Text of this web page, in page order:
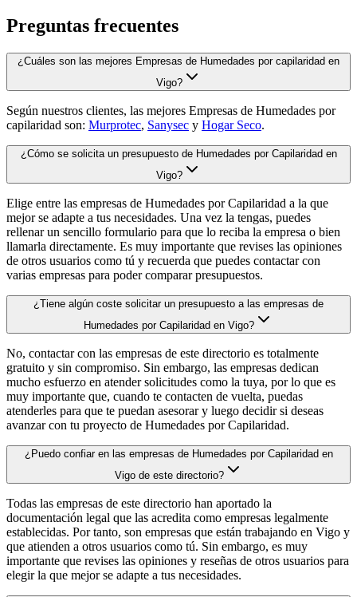
Preguntas frecuentes
¿Cuáles son las mejores Empresas de Humedades por capilaridad en
Vigo?
Según nuestros clientes, las mejores Empresas de Humedades por
capilaridad son: Murprotec, Sanysec y Hogar Seco.
¿Cómo se solicita un presupuesto de Humedades por Capilaridad en
Vigo?
Elige entre las empresas de Humedades por Capilaridad a la que
mejor se adapte a tus necesidades. Una vez la tengas, puedes
rellenar un sencillo formulario para que lo reciba la empresa o bien
llamarla directamente. Es muy importante que revises las opiniones
de otros usuarios como tú y recuerda que puedes contactar con
varias empresas para poder comparar presupuestos.
¿Tiene algún coste solicitar un presupuesto a las empresas de
Humedades por Capilaridad en Vigo?
No, contactar con las empresas de este directorio es totalmente
gratuito y sin compromiso. Sin embargo, las empresas dedican
mucho esfuerzo en atender solicitudes como la tuya, por lo que es
muy importante que, cuando te contacten de vuelta, puedas
atenderles para que te puedan asesorar y luego decidir si deseas
avanzar con tu proyecto de Humedades por Capilaridad.
¿Puedo confiar en las empresas de Humedades por Capilaridad en
Vigo de este directorio?
Todas las empresas de este directorio han aportado la
documentación legal que las acredita como empresas legalmente
establecidas. Por tanto, son empresas que están trabajando en Vigo y
que atienden a otros usuarios como tú. Sin embargo, es muy
importante que revises las opiniones y reseñas de otros usuarios para
elegir la que mejor se adapte a tus necesidades.